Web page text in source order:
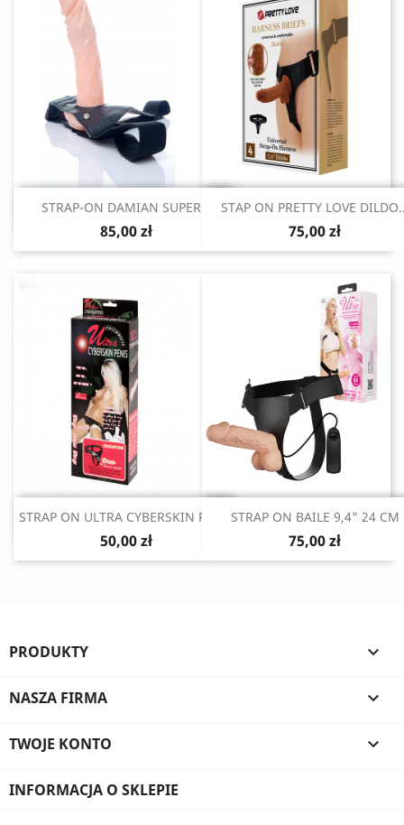
Szybki podgląd
STRAP-ON DAMIAN SUPER...
85,00 zł
Szybki podgląd
STAP ON PRETTY LOVE
75,00 zł
 Szybki podgląd
STRAP ON ULTRA CYBERSKIN PENIS
50,00 zł
 Szybki podgląd
STRAP ON BAILE 9,4" 24 CM
75,00 zł
PRODUKTY 
NASZA FIRMA 
TWOJE KONTO 
INFORMACJA O SKLEPIE